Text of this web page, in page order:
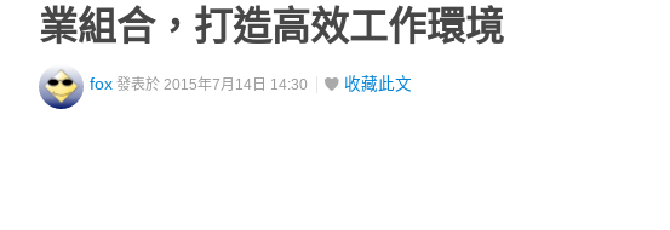
業組合，打造高效工作環境
fox 發表於 2015年7月14日 14:30 收藏此文